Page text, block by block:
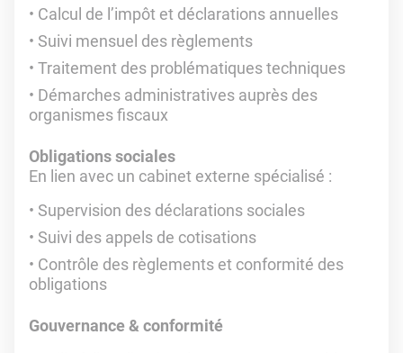
Calcul de l’impôt et déclarations annuelles
Suivi mensuel des règlements
Traitement des problématiques techniques
Démarches administratives auprès des
organismes fiscaux
Obligations sociales
En lien avec un cabinet externe spécialisé :
Supervision des déclarations sociales
Suivi des appels de cotisations
Contrôle des règlements et conformité des
obligations
Gouvernance & conformité